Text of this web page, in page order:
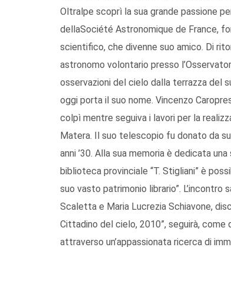
Oltralpe scoprì la sua grande passione
dellaSociété Astronomique de France,
scientifico, che divenne suo amico. Di
astronomo volontario presso
osservazioni del cielo dalla terrazza del
oggi porta il suo nome. Vincenzo
colpì mentre seguiva i lavori per la
Matera. Il suo telescopio fu donato da
anni ’30. Alla sua memoria è dedicata
biblioteca provinciale “T. Stigliani” è
suo vasto patrimonio librario”.
Scaletta e Maria Lucrezia Schiavone,
Cittadino del cielo, 2010”, seguirà, come
attraverso un’appassionata ricerca di